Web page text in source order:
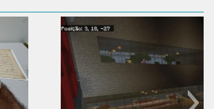
Normas
Parcerias